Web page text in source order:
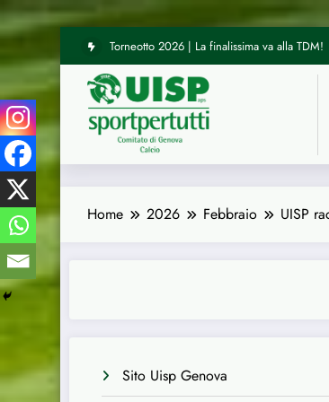
al
contenuto
Torneotto 2026 | La finalissima va alla TDM!
UISP Genova | Tre arbitri del nostro
Home 2026 Febbraio UISP
Sito Uisp Genova